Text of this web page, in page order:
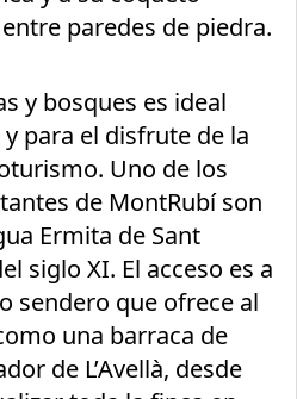
paredes de piedra.
y bosques es ideal
para el disfrute de la
Uno de los
de MontRubí son
Ermita de Sant
siglo XI. El acceso es a
sendero que ofrece al
una barraca de
de L’Avellà, desde